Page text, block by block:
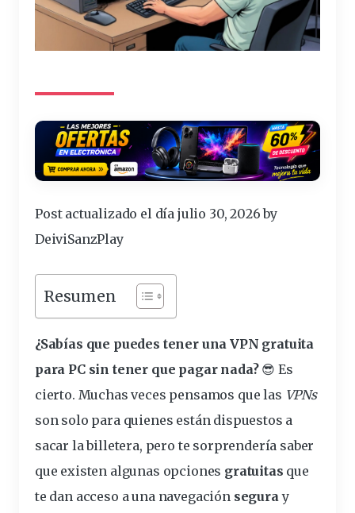
Post actualizado el día julio 30, 2026 by
DeiviSanzPlay
Resumen
¿Sabías que puedes tener una VPN gratuita
para PC sin tener que pagar nada?😎 Es
cierto. Muchas veces pensamos que las VPNs
son solo para quienes están dispuestos a
sacar la billetera, pero te sorprendería saber
que existen algunas opciones gratuitas que
te dan acceso a una navegación seguray